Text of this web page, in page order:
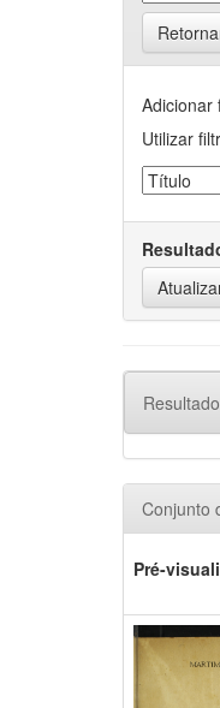
Adicionar
Utilizar
Conjunto
Pré-